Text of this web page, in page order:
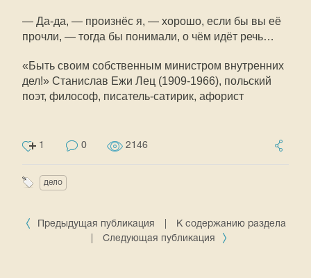
— Да-да, — произнёс я, — хорошо, если бы вы её
прочли, — тогда бы понимали, о чём идёт речь…
«Быть своим собственным министром внутренних
дел!» Станислав Ежи Лец (1909-1966), польский
поэт, философ, писатель-сатирик, афорист
1 0 2146
дело
Предыдущая публикация
К содержанию раздела
Следующая публикация